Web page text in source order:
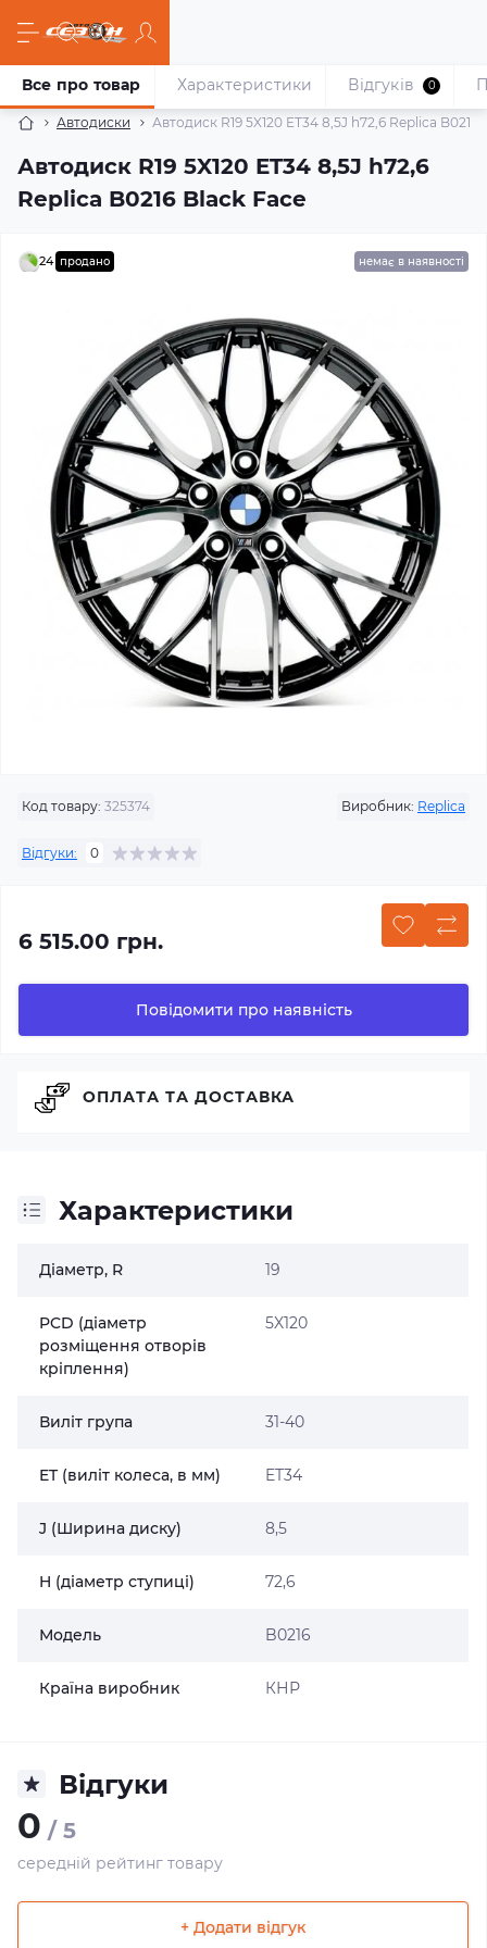
Автодиски Автодиск R19 5X120 ET34 8,5J h72,6 Replica B0216
Автодиск R19 5X120 ET34 8,5J h72,6
Replica B0216 Black Face
Все про товар Характеристики Відгуків 0
24 продано немає в наявності
Код товару: 325374 Виробник: Replica
Відгуки: 0
6 515.00 грн.
Повідомити про наявність
Характеристики
Діаметр, R 19
PCD (діаметр
розміщення отворів
кріплення)
5X120
Виліт група 31-40
ET (виліт колеса, в мм) ET34
J (Ширина диску) 8,5
H (діаметр ступиці) 72,6
Модель B0216
Країна виробник КНР
Відгуки
0 / 5
середній рейтинг товару
+ Додати відгук
ОПЛАТА ТА ДОСТАВКА